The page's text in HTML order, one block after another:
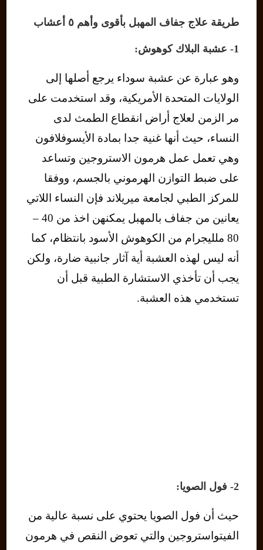
طريقة علاج جفاف المهبل بأقوى وأهم ٥ أعشاب
1- عشبة البلاك كوهوش:
وهو عبارة عن عشبة سوداء يرجع أصلها إلى
الولايات المتحدة الأمريكية، وقد استخدمت على
مر الزمن لعلاج أراض انقطاع الطمث لدى
النساء، حيث أنها غنية جدا بمادة الأيسوفلافون
وهي تعمل عمل هرمون الاستروجين وتساعد
على ضبط التوازن الهرموني بالجسم، ووفقا
للمركز الطبي لجامعة ميريلاند فإن النساء اللاتي
يعانين من جفاف بالمهبل يمكنهن اخذ من 40 –
80 ملليجرام من الكوهوش الأسود بانتظام، كما
أنه ليس لهذه العشبة أية آثار جانبية ضارة، ولكن
يجب أن تأخذي الاستشارة الطبية قبل أن
تستخدمي هذه العشبة.
2- فول الصويا:
حيث أن فول الصويا يحتوي على نسبة عالية من
الفيتواستروجين والتي تعوض النقص في هرمون